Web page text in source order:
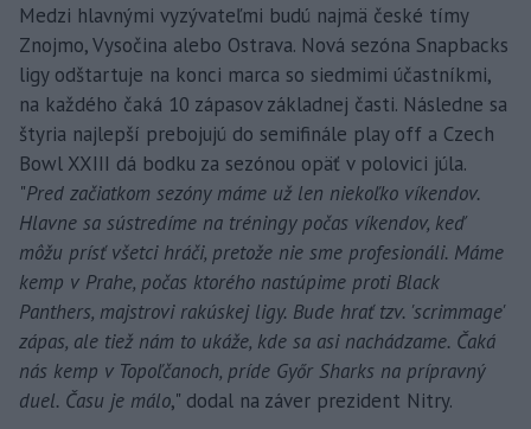
Medzi hlavnými vyzývateľmi budú najmä české tímy
Znojmo, Vysočina alebo Ostrava. Nová sezóna Snapbacks
ligy odštartuje na konci marca so siedmimi účastníkmi,
na každého čaká 10 zápasov základnej časti. Následne sa
štyria najlepší prebojujú do semifinále play off a Czech
Bowl XXIII dá bodku za sezónou opäť v polovici júla.
"Pred začiatkom sezóny máme už len niekoľko víkendov.
Hlavne sa sústredíme na tréningy počas víkendov, keď
môžu prísť všetci hráči, pretože nie sme profesionáli. Máme
kemp v Prahe, počas ktorého nastúpime proti Black
Panthers, majstrovi rakúskej ligy. Bude hrať tzv. 'scrimmage'
zápas, ale tiež nám to ukáže, kde sa asi nachádzame. Čaká
nás kemp v Topoľčanoch, príde Győr Sharks na prípravný
duel. Času je málo," dodal na záver prezident Nitry.